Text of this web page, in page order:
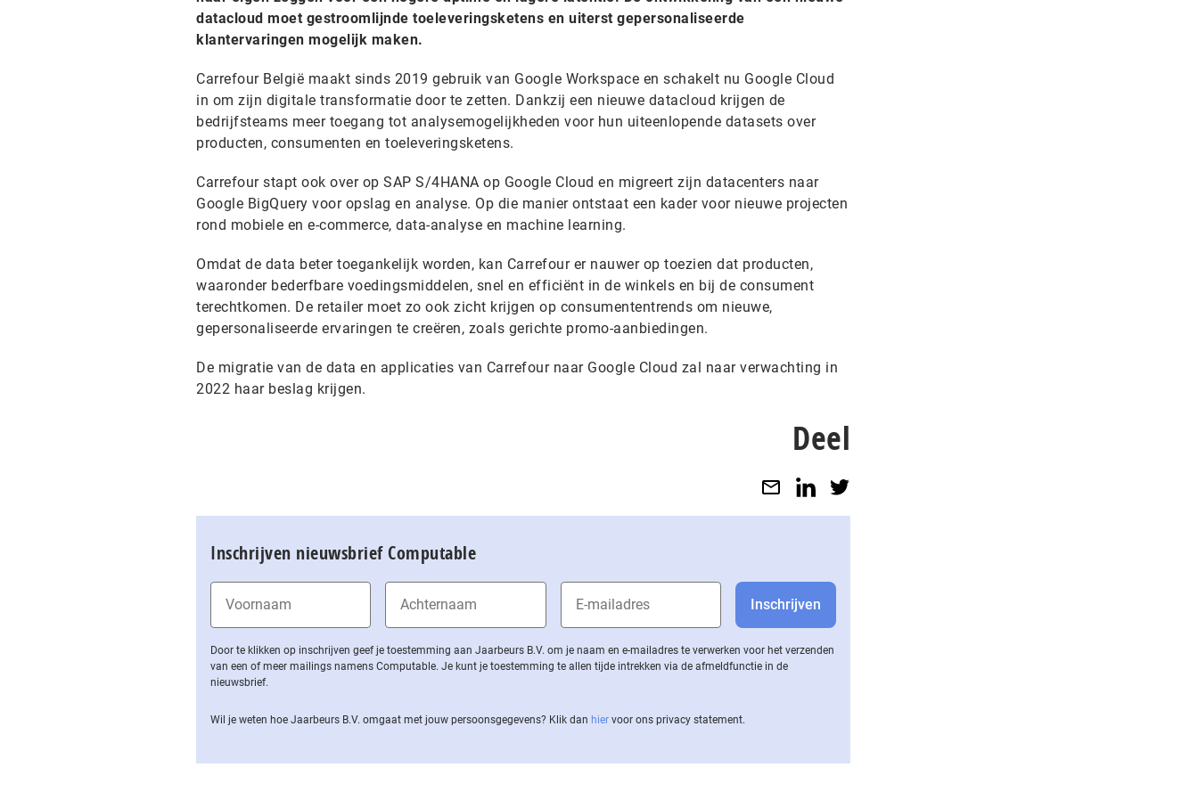
datacloud moet gestroomlijnde toeleveringsketens en uiterst gepersonaliseerde
klantervaringen mogelijk maken.
Carrefour België maakt sinds 2019 gebruik van Google Workspace en schakelt nu Google Cloud
in om zijn digitale transformatie door te zetten. Dankzij een nieuwe datacloud krijgen de
bedrijfsteams meer toegang tot analysemogelijkheden voor hun uiteenlopende datasets over
producten, consumenten en toeleveringsketens.
Carrefour stapt ook over op SAP S/4HANA op Google Cloud en migreert zijn datacenters naar
Google BigQuery voor opslag en analyse. Op die manier ontstaat een kader voor nieuwe projecten
rond mobiele en e-commerce, data-analyse en machine learning.
Omdat de data beter toegankelijk worden, kan Carrefour er nauwer op toezien dat producten,
waaronder bederfbare voedingsmiddelen, snel en efficiënt in de winkels en bij de consument
terechtkomen. De retailer moet zo ook zicht krijgen op consumententrends om nieuwe,
gepersonaliseerde ervaringen te creëren, zoals gerichte promo-aanbiedingen.
De migratie van de data en applicaties van Carrefour naar Google Cloud zal naar verwachting in
2022 haar beslag krijgen.
Deel
Inschrijven nieuwsbrief Computable
Door te klikken op inschrijven geef je toestemming aan Jaarbeurs B.V. om je naam en e-mailadres te verwerken voor het verzenden
van een of meer mailings namens Computable. Je kunt je toestemming te allen tijde intrekken via de af­meld­func­tie in de
nieuwsbrief.
Wil je weten hoe Jaarbeurs B.V. omgaat met jouw per­soons­ge­ge­vens? Klik dan hier voor ons privacy statement.